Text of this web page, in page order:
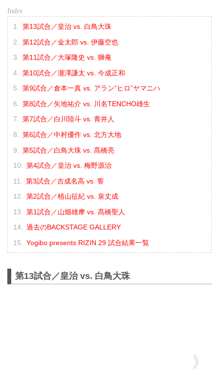
第13試合／皇治 vs. 白鳥大珠
第12試合／金太郎 vs. 伊藤空也
第11試合／大塚隆史 vs. 獅庵
第10試合／瀧澤謙太 vs. 今成正和
第9試合／倉本一真 vs. アラン“ヒロ”ヤマニハ
第8試合／矢地祐介 vs. 川名TENCHO雄生
第7試合／白川陸斗 vs. 青井人
第6試合／中村優作 vs. 北方大地
第5試合／白鳥大珠 vs. 髙橋亮
第4試合／皇治 vs. 梅野源治
第3試合／吉成名高 vs. 誓
第2試合／植山征紀 vs. 泉丈成
第1試合／山畑雄摩 vs. 髙橋聖人
過去のBACKSTAGE GALLERY
Yogibo presents RIZIN.29 試合結果一覧
第13試合／皇治 vs. 白鳥大珠